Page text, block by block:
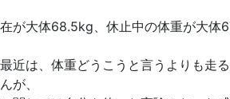
が大体68.5kg、休止中の体重が大体
近は、体重どうこうと言うよりも走
が、